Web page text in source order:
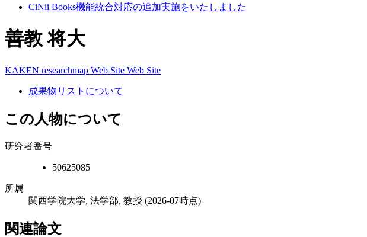
CiNii Books機能統合対応の追加実施をいたしました
善教 将大
KAKEN researchmap Web Site Web Site
成果物リストについて
この人物について
研究者番号
50625085
所属
関西学院大学, 法学部, 教授 (2026-07時点)
関連論文